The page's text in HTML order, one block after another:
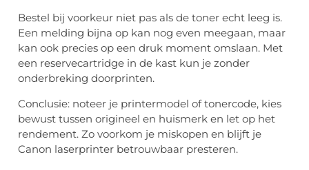
Bestel bij voorkeur niet pas als de toner echt leeg is.
Een melding bijna op kan nog even meegaan, maar
kan ook precies op een druk moment omslaan. Met
een reservecartridge in de kast kun je zonder
onderbreking doorprinten.
Conclusie: noteer je printermodel of tonercode, kies
bewust tussen origineel en huismerk en let op het
rendement. Zo voorkom je miskopen en blijft je
Canon laserprinter betrouwbaar presteren.